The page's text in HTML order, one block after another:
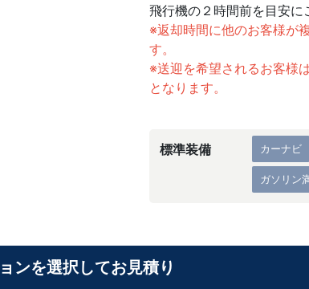
飛行機の２時間前を目安
※返却時間に他のお客様が
す。
※送迎を希望されるお客様
となります。
標準装備 カーナビ
ガソリン
ンを選択してお見積り